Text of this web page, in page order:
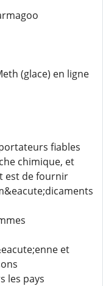
(glace) en ligne
fiables
chimique, et
est de fournir
et
les pays